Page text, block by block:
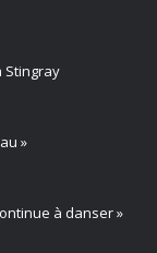
Stingray
»
à danser »